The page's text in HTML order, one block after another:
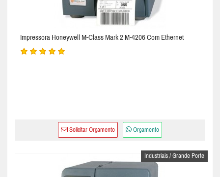
Impressora Honeywell M-Class Mark 2 M-4206 Com Ethernet
Solicitar Orçamento Orçamento
Industriais / Grande Porte